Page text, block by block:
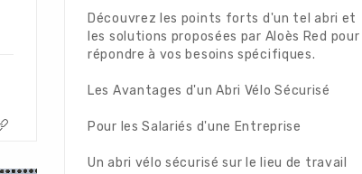
Découvrez les points forts d'un tel abri et
les solutions proposées par Aloès Red pour
répondre à vos besoins spécifiques.
Les Avantages d'un Abri Vélo Sécurisé
Pour les Salariés d'une Entreprise
Un abri vélo sécurisé sur le lieu de travail